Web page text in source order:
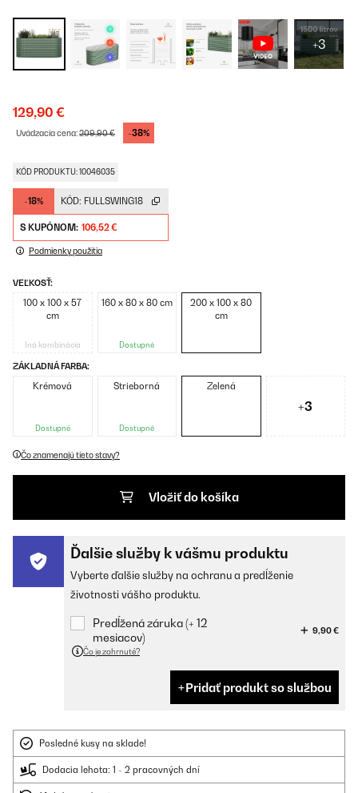
+3
129,90 €
Uvádzacia cena:209,90 € -38%
KÓD PRODUKTU: 10046035
-18% KÓD: FULLSWING18
S KUPÓNOM: 106,52 €
Podmienky použitia
VEĽKOSŤ:
100 x 100 x 57
cm
Iná kombinácia
160 x 80 x 80 cm
Dostupné
200 x 100 x 80
cm
ZÁKLADNÁ FARBA:
Krémová
Dostupné
Strieborná
Dostupné
Zelená
+3
Čo znamenajú tieto stavy?
Vložiť do košíka
Ďalšie služby k vášmu produktu
Vyberte ďalšie služby na ochranu a predĺženie
životnosti vášho produktu.
Predĺžená záruka (+ 12
mesiacov)
9,90 €
Čo je zahrnuté?
Pridať produkt so službou
Posledné kusy na sklade!
Dodacia lehota: 1 - 2 pracovných dní